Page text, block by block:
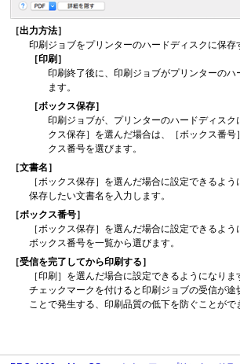
［出力方法］
印刷ジョブをプリンターのハードディスクに保存
［印刷］
印刷終了後に、印刷ジョブがプリンターの
ます。
［ボックス保存］
印刷ジョブが、プリンターのハードディスク
クス保存］を選んだ場合は、［ボックス番号
クス番号を選びます。
［文書名］
［ボックス保存］を選んだ場合に設定できるよう
保存したい文書名を入力します。
［ボックス番号］
［ボックス保存］を選んだ場合に設定できるよう
ボックス番号を一覧から選びます。
［受信を完了してから印刷する］
［印刷］ を選んだ場合に設定できるようになりま
チェックマークを付けると印刷ジョブの受信が途
ことで発生する、印刷品質の低下を防ぐことがで